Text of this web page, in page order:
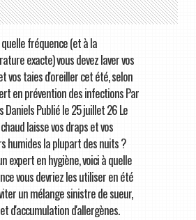
fréquence (et à la
exacte) vous devez laver vos
vos taies d'oreiller cet été, selon
en prévention des infections Par
Daniels Publié le 25 juillet 26 Le
laisse vos draps et vos
humides la plupart des nuits ?
expert en hygiène, voici à quelle
vous devriez les utiliser en été
un mélange sinistre de sueur,
d'accumulation d'allergènes.